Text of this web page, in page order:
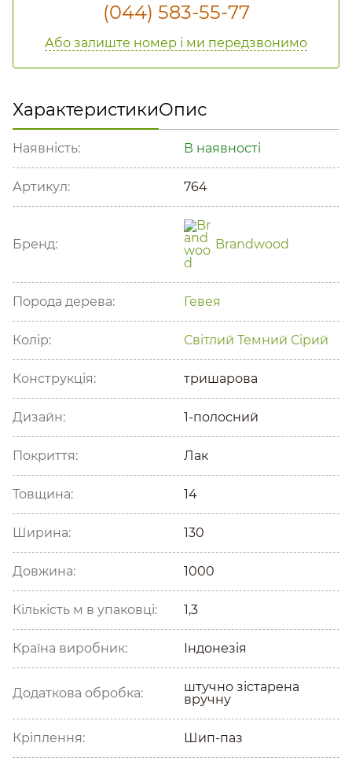
(044) 583-55-77
Або залиште номер і ми передзвонимо
ХарактеристикиОпис
Наявність: В наявності
Артикул: 764
Бренд: Brandwood
Порода дерева: Гевея
Колір: Світлий Темний Сірий
Конструкція: тришарова
Дизайн: 1-полосний
Покриття: Лак
Товщина: 14
Ширина: 130
Довжина: 1000
Кількість м в упаковці: 1,3
Країна виробник: Індонезія
Додаткова обробка:
штучно зістарена
вручну
Кріплення: Шип-паз